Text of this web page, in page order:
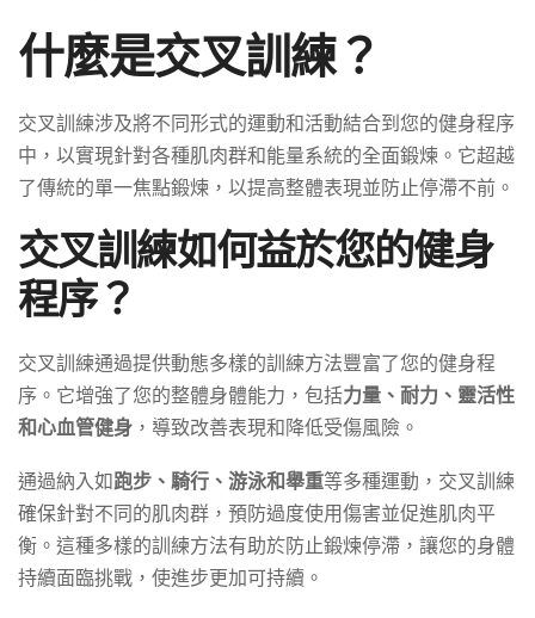
什麼是交叉訓練？
交叉訓練涉及將不同形式的運動和活動結合到您的健身程序
中，以實現針對各種肌肉群和能量系統的全面鍛煉。它超越
了傳統的單一焦點鍛煉，以提高整體表現並防止停滯不前。
交叉訓練如何益於您的健身
程序？
交叉訓練通過提供動態多樣的訓練方法豐富了您的健身程
序。它增強了您的整體身體能力，包括力量、耐力、靈活性
和心血管健身 ，導致改善表現和降低受傷風險。
通過納入如跑步、騎行、游泳和舉重等多種運動，交叉訓練
確保針對不同的肌肉群，預防過度使用傷害並促進肌肉平
衡。這種多樣的訓練方法有助於防止鍛煉停滯，讓您的身體
持續面臨挑戰，使進步更加可持續。